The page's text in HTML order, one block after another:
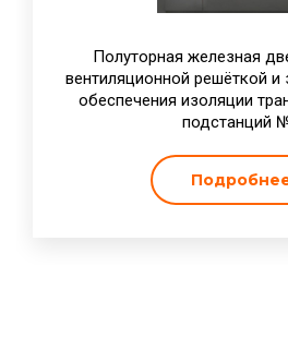
Полуторная железная
вентиляционной решёткой и
обеспечения изоляции
подстанций